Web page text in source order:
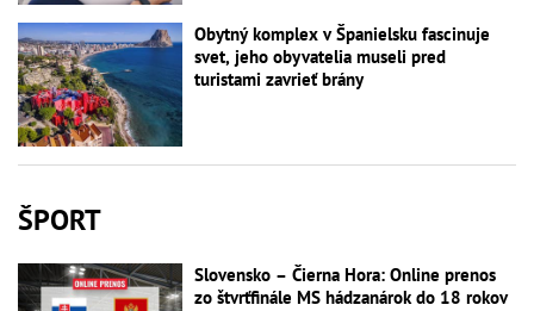
Obytný komplex v Španielsku fascinuje
svet, jeho obyvatelia museli pred
turistami zavrieť brány
ŠPORT
Slovensko – Čierna Hora: Online prenos
zo štvrťfinále MS hádzanárok do 18 rokov